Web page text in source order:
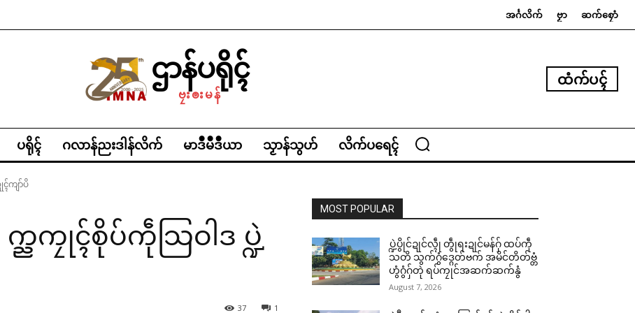
အၚ်္ဂလိက် ဗၟာ ဆက်စၠောံ
ဌာန်ပရိုၚ်
ဗၠးၜးမန်
ထံက်ပၚ်
ပရိုၚ် ဂလာန်ညးဒါန်လိက် မာဒဳမဳဒဳယာ သၟာန်သွဟ် လိက်ပရေၚ်
ကျာ်ပိ
ညကၠုၚ်စိုပ်ကဵုသြဝါဒ ပ္ဍဲ
1
37
MOST POPULAR
ပ္ဍဲပွိုင်ဍုင်လ္ၚဵု တွဵုရးဍုင်မန်ဂှ် ထပ်ကဵု
သတိ သွက်ဂွံဒ္ဂေတ်ဗက် အမိင်တိတ်ဗ္တံ
ဟွံဂွံဂှ်တုဲ ရပ်ကၠုင်အဆက်ဆက်နွံ
August 7, 2026